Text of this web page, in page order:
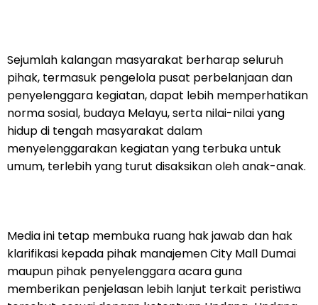
Sejumlah kalangan masyarakat berharap seluruh
pihak, termasuk pengelola pusat perbelanjaan dan
penyelenggara kegiatan, dapat lebih memperhatikan
norma sosial, budaya Melayu, serta nilai-nilai yang
hidup di tengah masyarakat dalam
menyelenggarakan kegiatan yang terbuka untuk
umum, terlebih yang turut disaksikan oleh anak-anak.
Media ini tetap membuka ruang hak jawab dan hak
klarifikasi kepada pihak manajemen City Mall Dumai
maupun pihak penyelenggara acara guna
memberikan penjelasan lebih lanjut terkait peristiwa